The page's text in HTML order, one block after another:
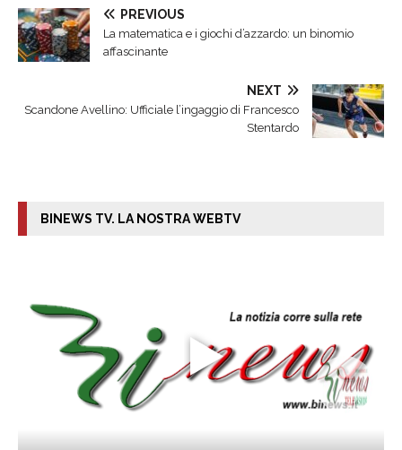
PREVIOUS
La matematica e i giochi d’azzardo: un binomio
affascinante
NEXT
Scandone Avellino: Ufficiale l’ingaggio di Francesco
Stentardo
BINEWS TV. LA NOSTRA WEBTV